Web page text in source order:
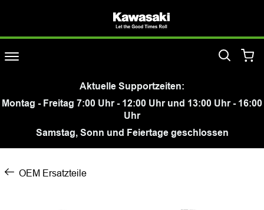
Aktuelle Supportzeiten:
Montag - Freitag 7:00 Uhr - 12:00 Uhr und 13:00 Uhr - 16:00
Uhr
Samstag, Sonn und Feiertage geschlossen
OEM Ersatzteile